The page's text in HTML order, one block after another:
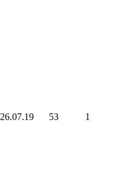
26.07.19 53 1